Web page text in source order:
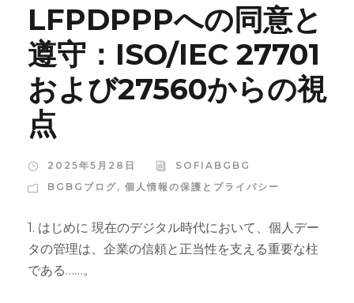
LFPDPPPへの同意と
遵守：ISO/IEC 27701
および27560からの視
点
2025年5月28日
SOFIABGBG
BGBGブログ, 個人情報の保護とプライバシー
1. はじめに 現在のデジタル時代において、個人デー
タの管理は、企業の信頼と正当性を支える重要な柱
である……。